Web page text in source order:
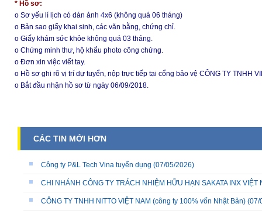
* Hồ sơ:
o Sơ yếu lí lịch có dán ảnh 4x6 (không quá 06 tháng)
o Bản sao giấy khai sinh, các văn bằng, chứng chỉ.
o Giấy khám sức khỏe không quá 03 tháng.
o Chứng minh thư, hộ khẩu photo công chứng.
o Đơn xin việc viết tay.
o Hồ sơ ghi rõ vị trí dự tuyển, nộp trực tiếp tại cổng bảo vệ CÔNG TY TNHH
o Bắt đầu nhận hồ sơ từ ngày 06/09/2018.
CÁC TIN MỚI HƠN
Công ty P&L Tech Vina tuyển dụng (07/05/2026)
CHI NHÁNH CÔNG TY TRÁCH NHIỆM HỮU HẠN SAKATA INX
CÔNG TY TNHH NITTO VIỆT NAM (công ty 100% vốn Nhật Bản) (07/